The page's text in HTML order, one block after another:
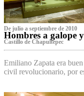
De julio a septiembre de 2010
Hombres a galope
Castillo de Chapultepec
Emiliano Zapata era
civil revolucionario, por